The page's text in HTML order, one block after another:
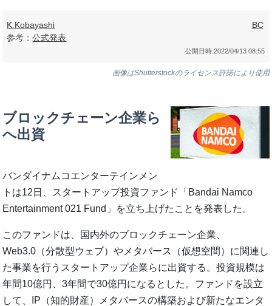
K.Kobayashi
参考：公式発表
BC
公開日時:2022/04/13 08:55
画像はShutterstockのライセンス許諾により使用
ブロックチェーン企業ら
へ出資
バンダイナムコエンターテインメン
トは12日、スタートアップ投資ファンド「Bandai Namco
Entertainment 021 Fund」を立ち上げたことを発表した。
このファンドは、国内外のブロックチェーン企業、
Web3.0（分散型ウェブ）やメタバース（仮想空間）に関連し
た事業を行うスタートアップ企業らに出資する。投資規模は
年間10億円、3年間で30億円になるとした。ファンドを設立
して、IP（知的財産）メタバースの構築および新たなエンタ